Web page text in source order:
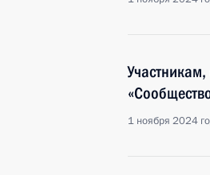
1 ноября 2024